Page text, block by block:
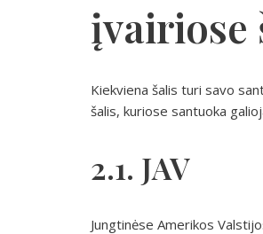
įvairiose
Kiekviena šalis turi savo
šalis, kuriose santuoka
2.1. JAV
Jungtinėse Amerikos